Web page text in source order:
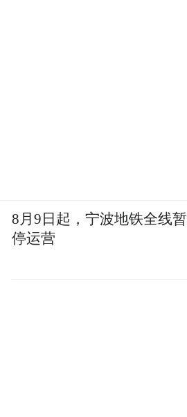
8月9日起，宁波地铁全线暂
停运营